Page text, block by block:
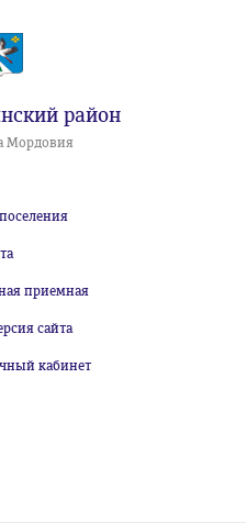
район
Мордовия
приемная
сайта
кабинет